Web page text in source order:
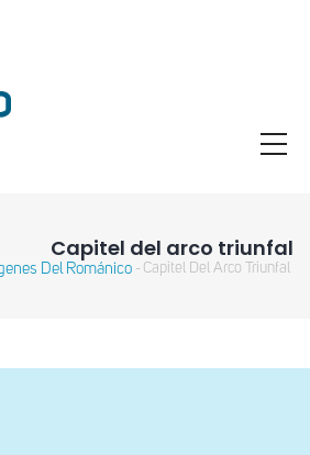
Capitel del arco triunfal
Del Románico - Capitel Del Arco Triunfal